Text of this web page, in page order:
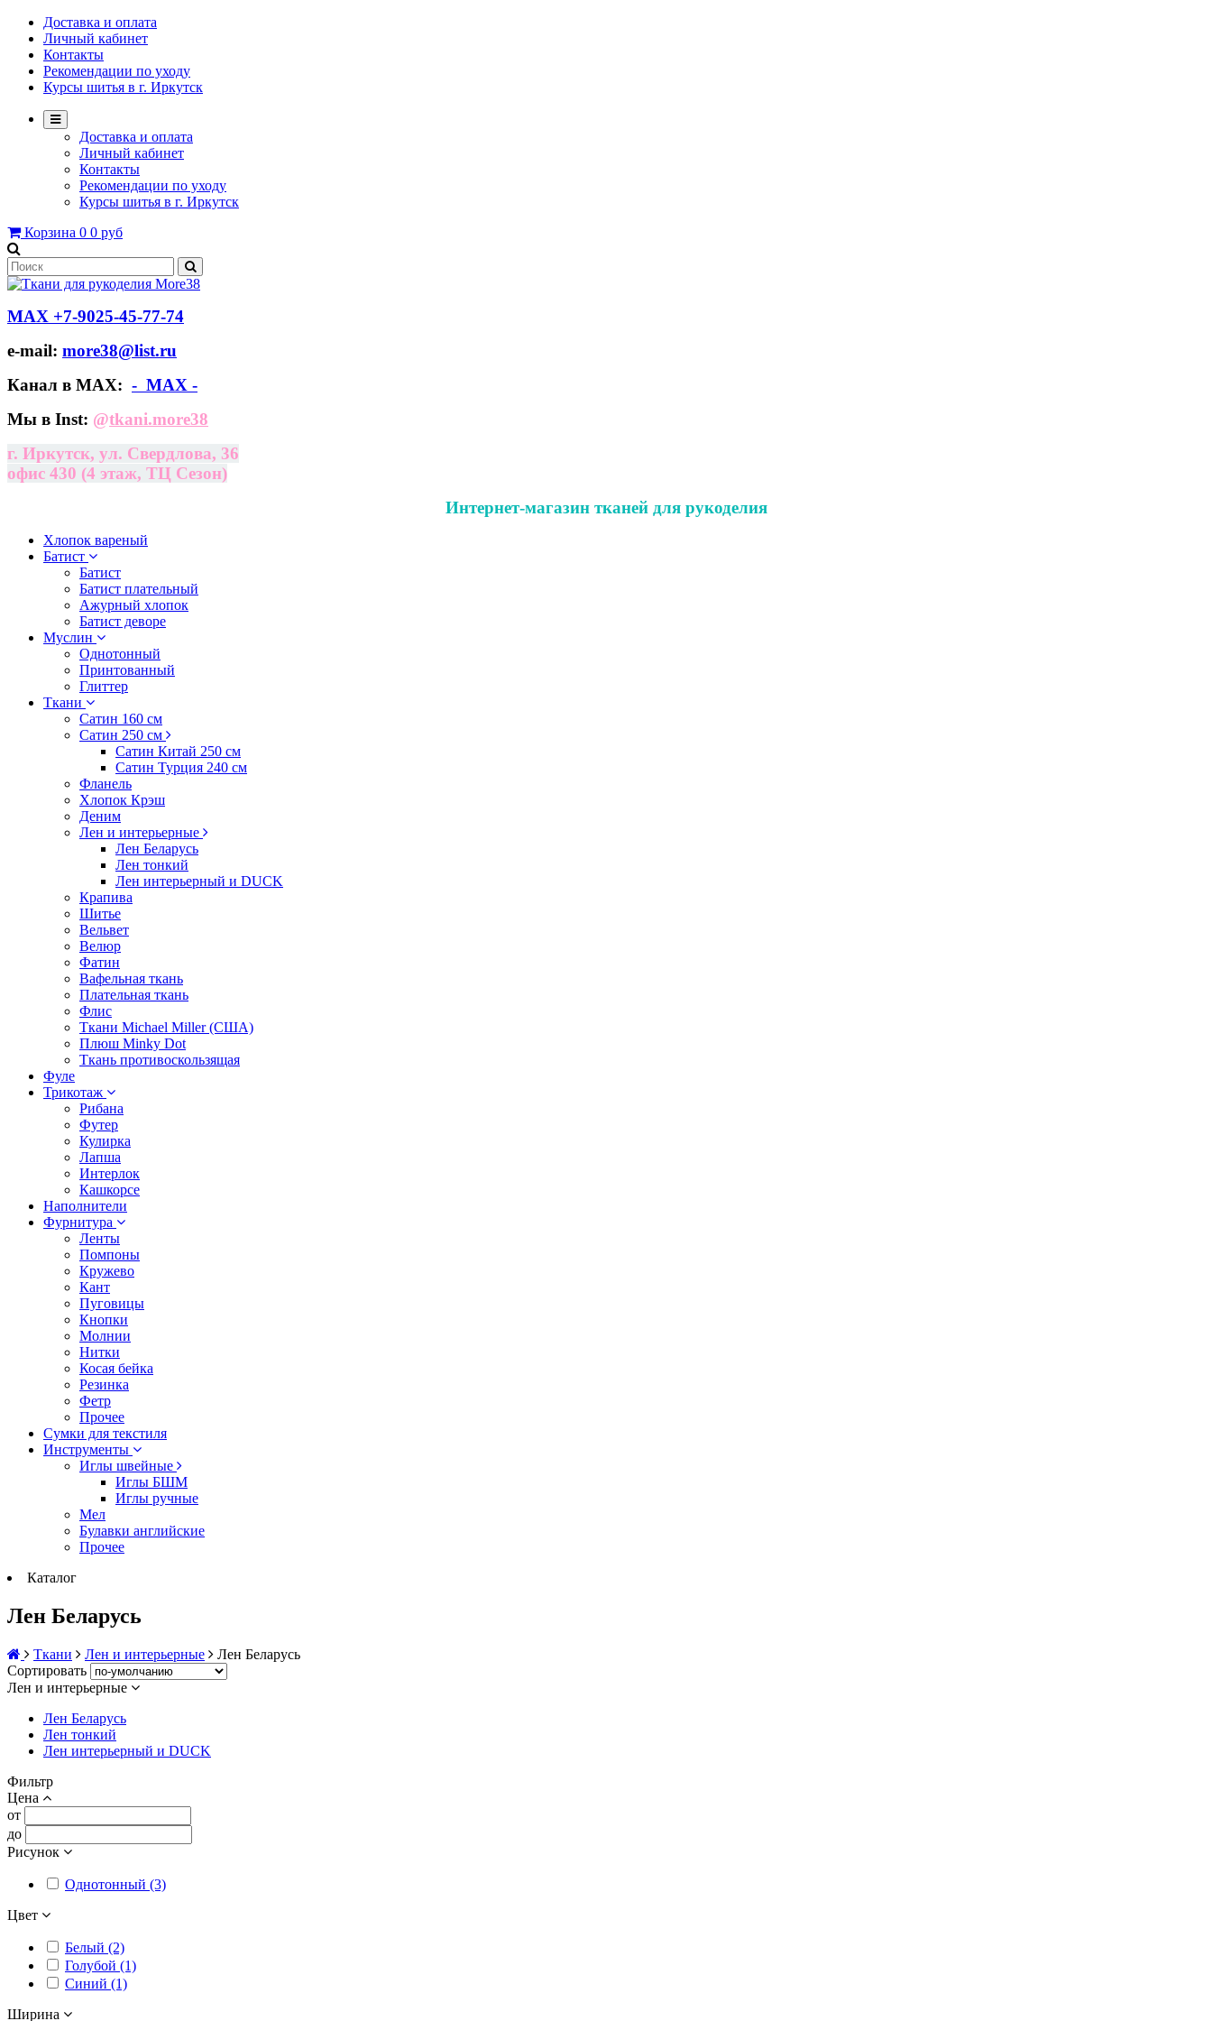
Доставка и оплата
Личный кабинет
Контакты
Рекомендации по уходу
Курсы шитья в г. Иркутск
Доставка и оплата
Личный кабинет
Контакты
Рекомендации по уходу
Курсы шитья в г. Иркутск
Корзина 0 0 руб
МАХ +7-9025-45-77-74
e-mail: more38@list.ru
Канал в МАХ: - МАХ -
Мы в Inst: @tkani.more38
г. Иркутск, ул. Свердлова, 36
офис 430 (4 этаж, ТЦ Сезон)
Интернет-магазин тканей для рукоделия
Хлопок вареный
Батист
Батист
Батист плательный
Ажурный хлопок
Батист деворе
Муслин
Однотонный
Принтованный
Глиттер
Ткани
Сатин 160 см
Сатин 250 см
Сатин Китай 250 см
Сатин Турция 240 см
Фланель
Хлопок Крэш
Деним
Лен и интерьерные
Лен Беларусь
Лен тонкий
Лен интерьерный и DUCK
Крапива
Шитье
Вельвет
Велюр
Фатин
Вафельная ткань
Плательная ткань
Флис
Ткани Michael Miller (США)
Плюш Minky Dot
Ткань противоскользящая
Фуле
Трикотаж
Рибана
Футер
Кулирка
Лапша
Интерлок
Кашкорсе
Наполнители
Фурнитура
Ленты
Помпоны
Кружево
Кант
Пуговицы
Кнопки
Молнии
Нитки
Косая бейка
Резинка
Фетр
Прочее
Сумки для текстиля
Инструменты
Иглы швейные
Иглы БШМ
Иглы ручные
Мел
Булавки английские
Прочее
Каталог
Лен Беларусь
Ткани Лен и интерьерные
Лен Беларусь
Сортировать
Лен и интерьерные
Лен Беларусь
Лен тонкий
Лен интерьерный и DUCK
Фильтр
Цена
от
до
Рисунок
Однотонный (3)
Цвет
Белый (2)
Голубой (1)
Синий (1)
Ширина